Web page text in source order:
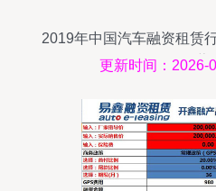
2019年中国汽车融资租赁
收藏
更新时间：2026-